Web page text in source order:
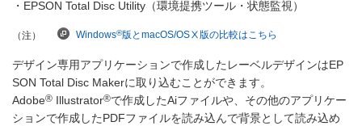
・EPSON Total Disc Utility（環境提携ツール・状態監視）
（注） Windows®版とmacOS/OSⅩ版の比較はこちら
デザイン専用アプリケーションで作成したレーベルデザインはEP
SON Total Disc Makerに取り込むことができます。
Adobe® Illustrator®で作成したAiファイルや、その他のアプリケー
ションで作成したPDFファイルを読み込んで背景として読み込め